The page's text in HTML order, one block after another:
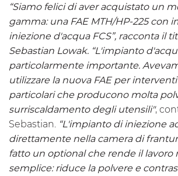
“Siamo felici di aver acquistato un
gamma: una FAE MTH/HP-225 con
iniezione d'acqua FCS”, racconta il
Sebastian Lowak. “L'impianto
particolarmente importante.
utilizzare la nuova FAE per
particolari che producono molta
surriscaldamento degli utensili",
Sebastian. “L'impianto di iniezione
direttamente nella camera di
fatto un optional che rende il lavoro
semplice: riduce la polvere e